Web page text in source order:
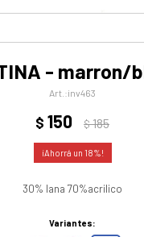
- marron/
inv463
$ 150 $185
18
30% lana 70%acrilico
Variantes: